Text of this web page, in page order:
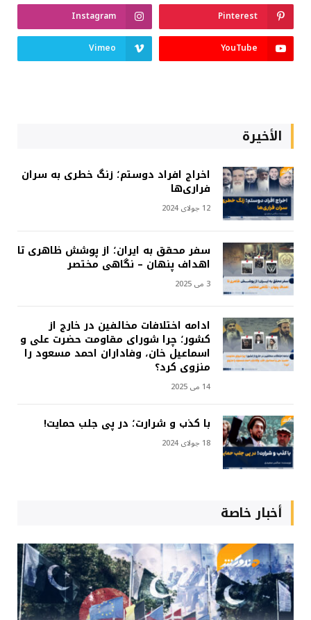
Pinterest
Instagram
YouTube
Vimeo
الأخيرة
اخراج افراد دوستم؛ زنگ خطری به سران
فراری‌ها
12 جولای 2024
سفر محقق به ایران؛ از پوشش ظاهری تا
اهداف پنهان – نگاهی مختصر
3 می 2025
ادامه اختلافات مخالفین در خارج از
کشور؛ چرا شورای مقاومت حضرت علی و
اسماعیل خان، وفاداران احمد مسعود را
منزوی کرد؟
14 می 2025
با کذب و شرارت؛ در پی جلب حمایت!
18 جولای 2024
أخبار خاصة